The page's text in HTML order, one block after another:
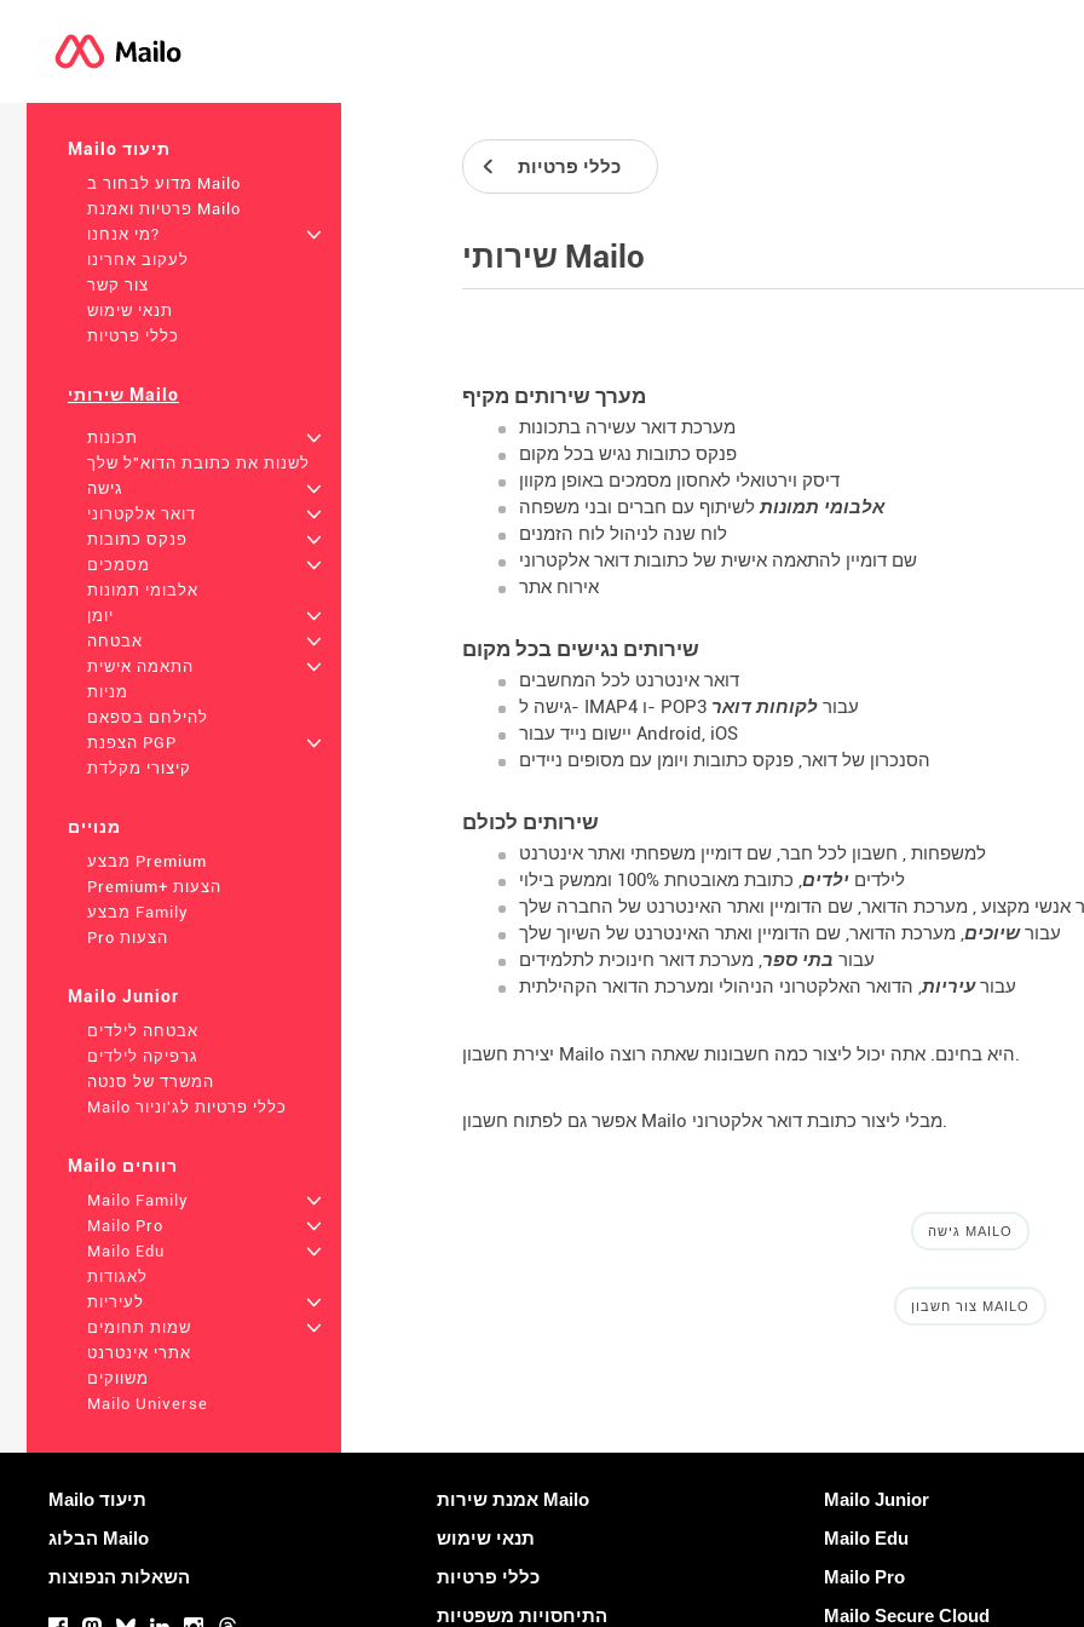
Mailo תיעוד
מדוע לבחור ב Mailo
פרטיות ואמנת Mailo
מי אנחנו?
+
לעקוב אחרינו
צור קשר
תנאי שימוש
כללי פרטיות
שירותי Mailo
תכונות
+
לשנות את כתובת הדוא"ל שלך
גישה
+
דואר אלקטרוני
+
פנקס כתובות
+
מסמכים
+
אלבומי תמונות
יומן
+
אבטחה
+
התאמה אישית
+
מניות
להילחם בספאם
הצפנת PGP
+
קיצורי מקלדת
מנויים
מבצע Premium
Premium+ הצעות
מבצע Family
Pro הצעות
Mailo Junior
אבטחה לילדים
גרפיקה לילדים
המשרד של סנטה
Mailo כללי פרטיות לג'וניור
Mailo רווחים
Mailo Family
+
Mailo Pro
+
Mailo Edu
+
לאגודות
לעיריות
+
שמות תחומים
+
אתרי אינטרנט
משווקים
Mailo Universe
כללי פרטיות
שירותי Mailo
מערך שירותים מקיף
מערכת דואר עשירה בתכונות
פנקס כתובות נגיש בכל מקום
דיסק וירטואלי לאחסון מסמכים באופן מקוון
אלבומי תמונותלשיתוף עם חברים ובני משפחה
לוח שנה לניהול לוח הזמנים
שם דומיין להתאמה אישית של כתובות דואר אלקטרוני
אירוח אתר
שירותים נגישים בכל מקום
דואר אינטרנט לכל המחשבים
גישה ל- IMAP4 ו- POP3 עבור לקוחות דואר
יישום נייד עבור Android, iOS
הסנכרון של דואר, פנקס כתובות ויומן עם מסופים ניידים
שירותים לכולם
למשפחות , חשבון לכל חבר, שם דומיין משפחתי ואתר אינטרנט
לילדים ילדים, כתובת מאובטחת 100% וממשק בילוי
אנשי מקצוע
עבורשיוכים, מערכת הדואר, שם הדומיין ואתר האינטרנט של השיוך שלך
עבור בתי ספר, מערכת דואר חינוכית לתלמידים
עבורעיריות, הדואר האלקטרוני הניהולי ומערכת הדואר הקהילתית
יצירת חשבון Mailo היא בחינם. אתה יכול ליצור כמה חשבונות שאתה רוצה.
אפשר גם לפתוח חשבון Mailo מבלי ליצור כתובת דואר אלקטרוני.
גישה MAILO
צור חשבון MAILO
עוד מידעMailo תיעוד
הבלוג Mailo
השאלות הנפוצות
קישורים שימושיים
אמנת שירות Mailo
תנאי שימוש
כללי פרטיות
התיחסויות משפטיות
גלה Mailo
Mailo Junior
Mailo Edu
Mailo Pro
Mailo Secure Cloud